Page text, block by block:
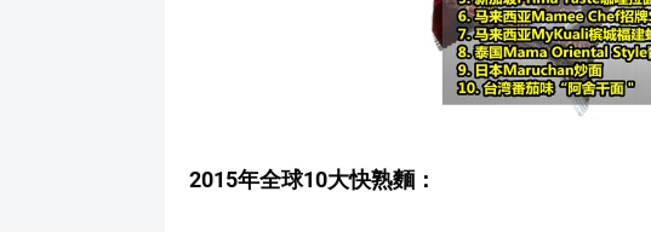
2015年全球10大快熟麵：